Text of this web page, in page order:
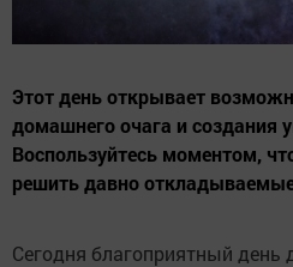
Этот день открывает
домашнего очага и создания
Воспользуйтесь моментом,
решить давно
Сегодня благоприятный день